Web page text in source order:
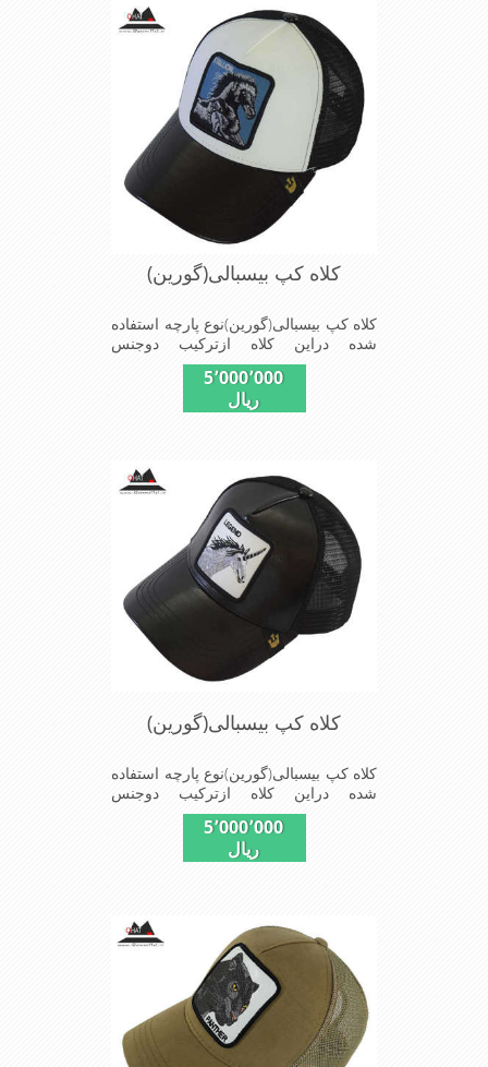
مناسب,سبکی,خوش فرمی
ازدیگرخصوصیات این کلاه می باشندmade
in chaina
کلاه کپ بیسبالی(گورین)
کلاه کپ بیسبالی(گورین)نوع پارچه استفاده
شده دراین کلاه ازترکیب دوجنس
چرم(مصنویی)وپلیستراست که با
استفاده است ونقاب که مناسب این شکل
ازدیگرخصوصیات این کلاه می باشندmade
in chaina
5٬000٬000
ریال
کلاه کپ بیسبالی(گورین)
کلاه کپ بیسبالی(گورین)نوع پارچه استفاده
شده دراین کلاه ازترکیب دوجنس
چرم(مصنویی)وپلیستراست که با
استفاده است ونقاب که مناسب این شکل
ازدیگرخصوصیات این کلاه می باشندmade
in chaina
5٬000٬000
ریال